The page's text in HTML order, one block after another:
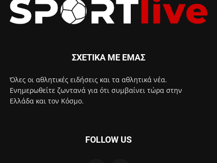
ΣΧΕΤΙΚΑ ΜΕ ΕΜΑΣ
Όλες οι αθλητικές ειδήσεις και τα αθλητικά νέα.
Ενημερωθείτε ζωντανά για ότι συμβαίνει τώρα στην
Ελλάδα και τον Κόσμο.
FOLLOW US